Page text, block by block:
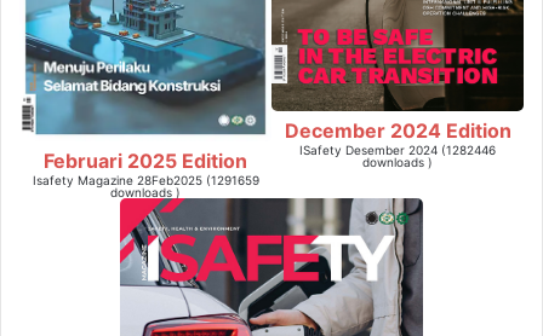
Februari 2025 Edition
Isafety Magazine 28Feb2025 (1291659
downloads )
December 2024 Edition
ISafety Desember 2024 (1282446
downloads )